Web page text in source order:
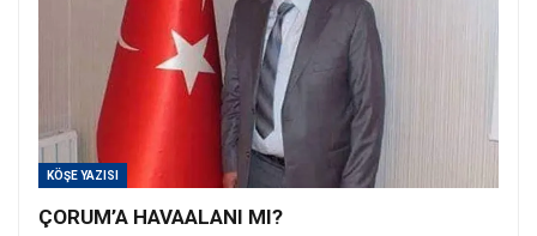
KÖŞE YAZISI
ÇORUM’A HAVAALANI MI?